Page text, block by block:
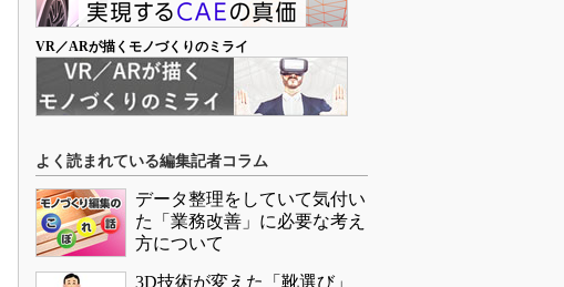
VR／ARが描くモノづくりのミライ
よく読まれている編集記者コラム
データ整理をしていて気付い
た「業務改善」に必要な考え
方について
3D技術が変えた「靴選び」